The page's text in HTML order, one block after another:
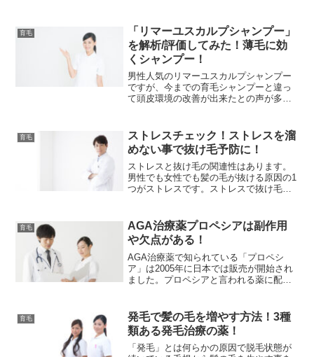
性がなかったりするとそれは「硬化」を
起こしている頭皮の可能性...
育毛
「リマーユスカルプシャンプー」
を解析/評価してみた！薄毛に効
くシャンプー！
男性人気のリマーユスカルプシャンプー
ですが、今までの育毛シャンプーと違っ
て頭皮環境の改善が出来たとの声が多い
リマーユスカルプシャンプー（馬油シャ
ンプー）公式サイト⇒リ...
育毛
ストレスチェック！ストレスを溜
めない事で抜け毛予防に！
ストレスと抜け毛の関連性はあります。
男性でも女性でも髪の毛が抜ける原因の1
つがストレスです。ストレスで抜け毛が
②「急激なストレスにより一気に抜ける
抜け毛（円形脱毛症）」があ...
育毛
AGA治療薬プロペシアは副作用
や欠点がある！
AGA治療薬で知られている「プロペシ
ア」は2005年に日本では販売が開始され
ました。プロペシアと言われる薬に配合
ますが、実はフィナステリドを含むプロ
ペシアに育毛・発毛効...
育毛
発毛で髪の毛を増やす方法！3種
類ある発毛治療の薬！
「発毛」とは何らかの原因で脱毛状態が